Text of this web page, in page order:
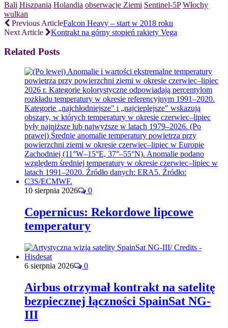
Bali Hiszpania Holandia obserwacje Ziemi Sentinel-5P Włochy
wulkan
Previous ArticleFalcon Heavy – start w 2018 roku
Next Article
Kontrakt na górny stopień rakiety Vega
Related Posts
10 sierpnia 2026 0
Copernicus: Rekordowe lipcowe
temperatury
6 sierpnia 2026 0
Airbus otrzymał kontrakt na satelitę
bezpiecznej łączności SpainSat NG-
III